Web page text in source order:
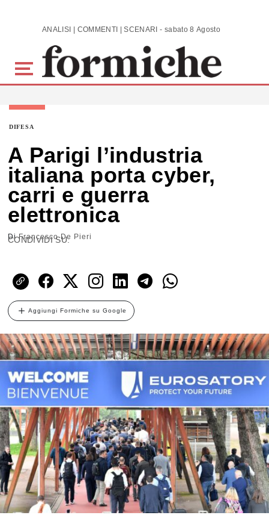
Skip to main content ANALISI | COMMENTI | SCENARI - sabato 8 Agosto 2026
DIFESA
A Parigi l’industria
italiana porta cyber,
carri e guerra
elettronica
DiFrancesco De Pieri
CONDIVIDI SU:
Aggiungi Formiche su Google